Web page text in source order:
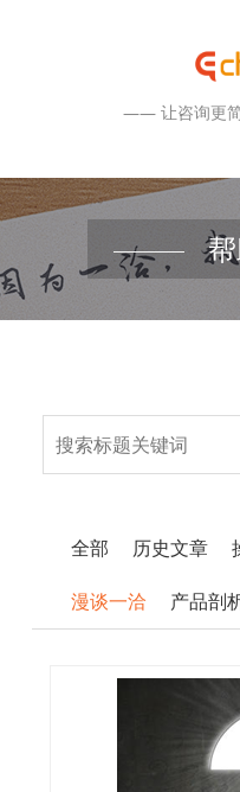
—— 让咨询更
全部 历史文章
漫谈一洽 产品剖